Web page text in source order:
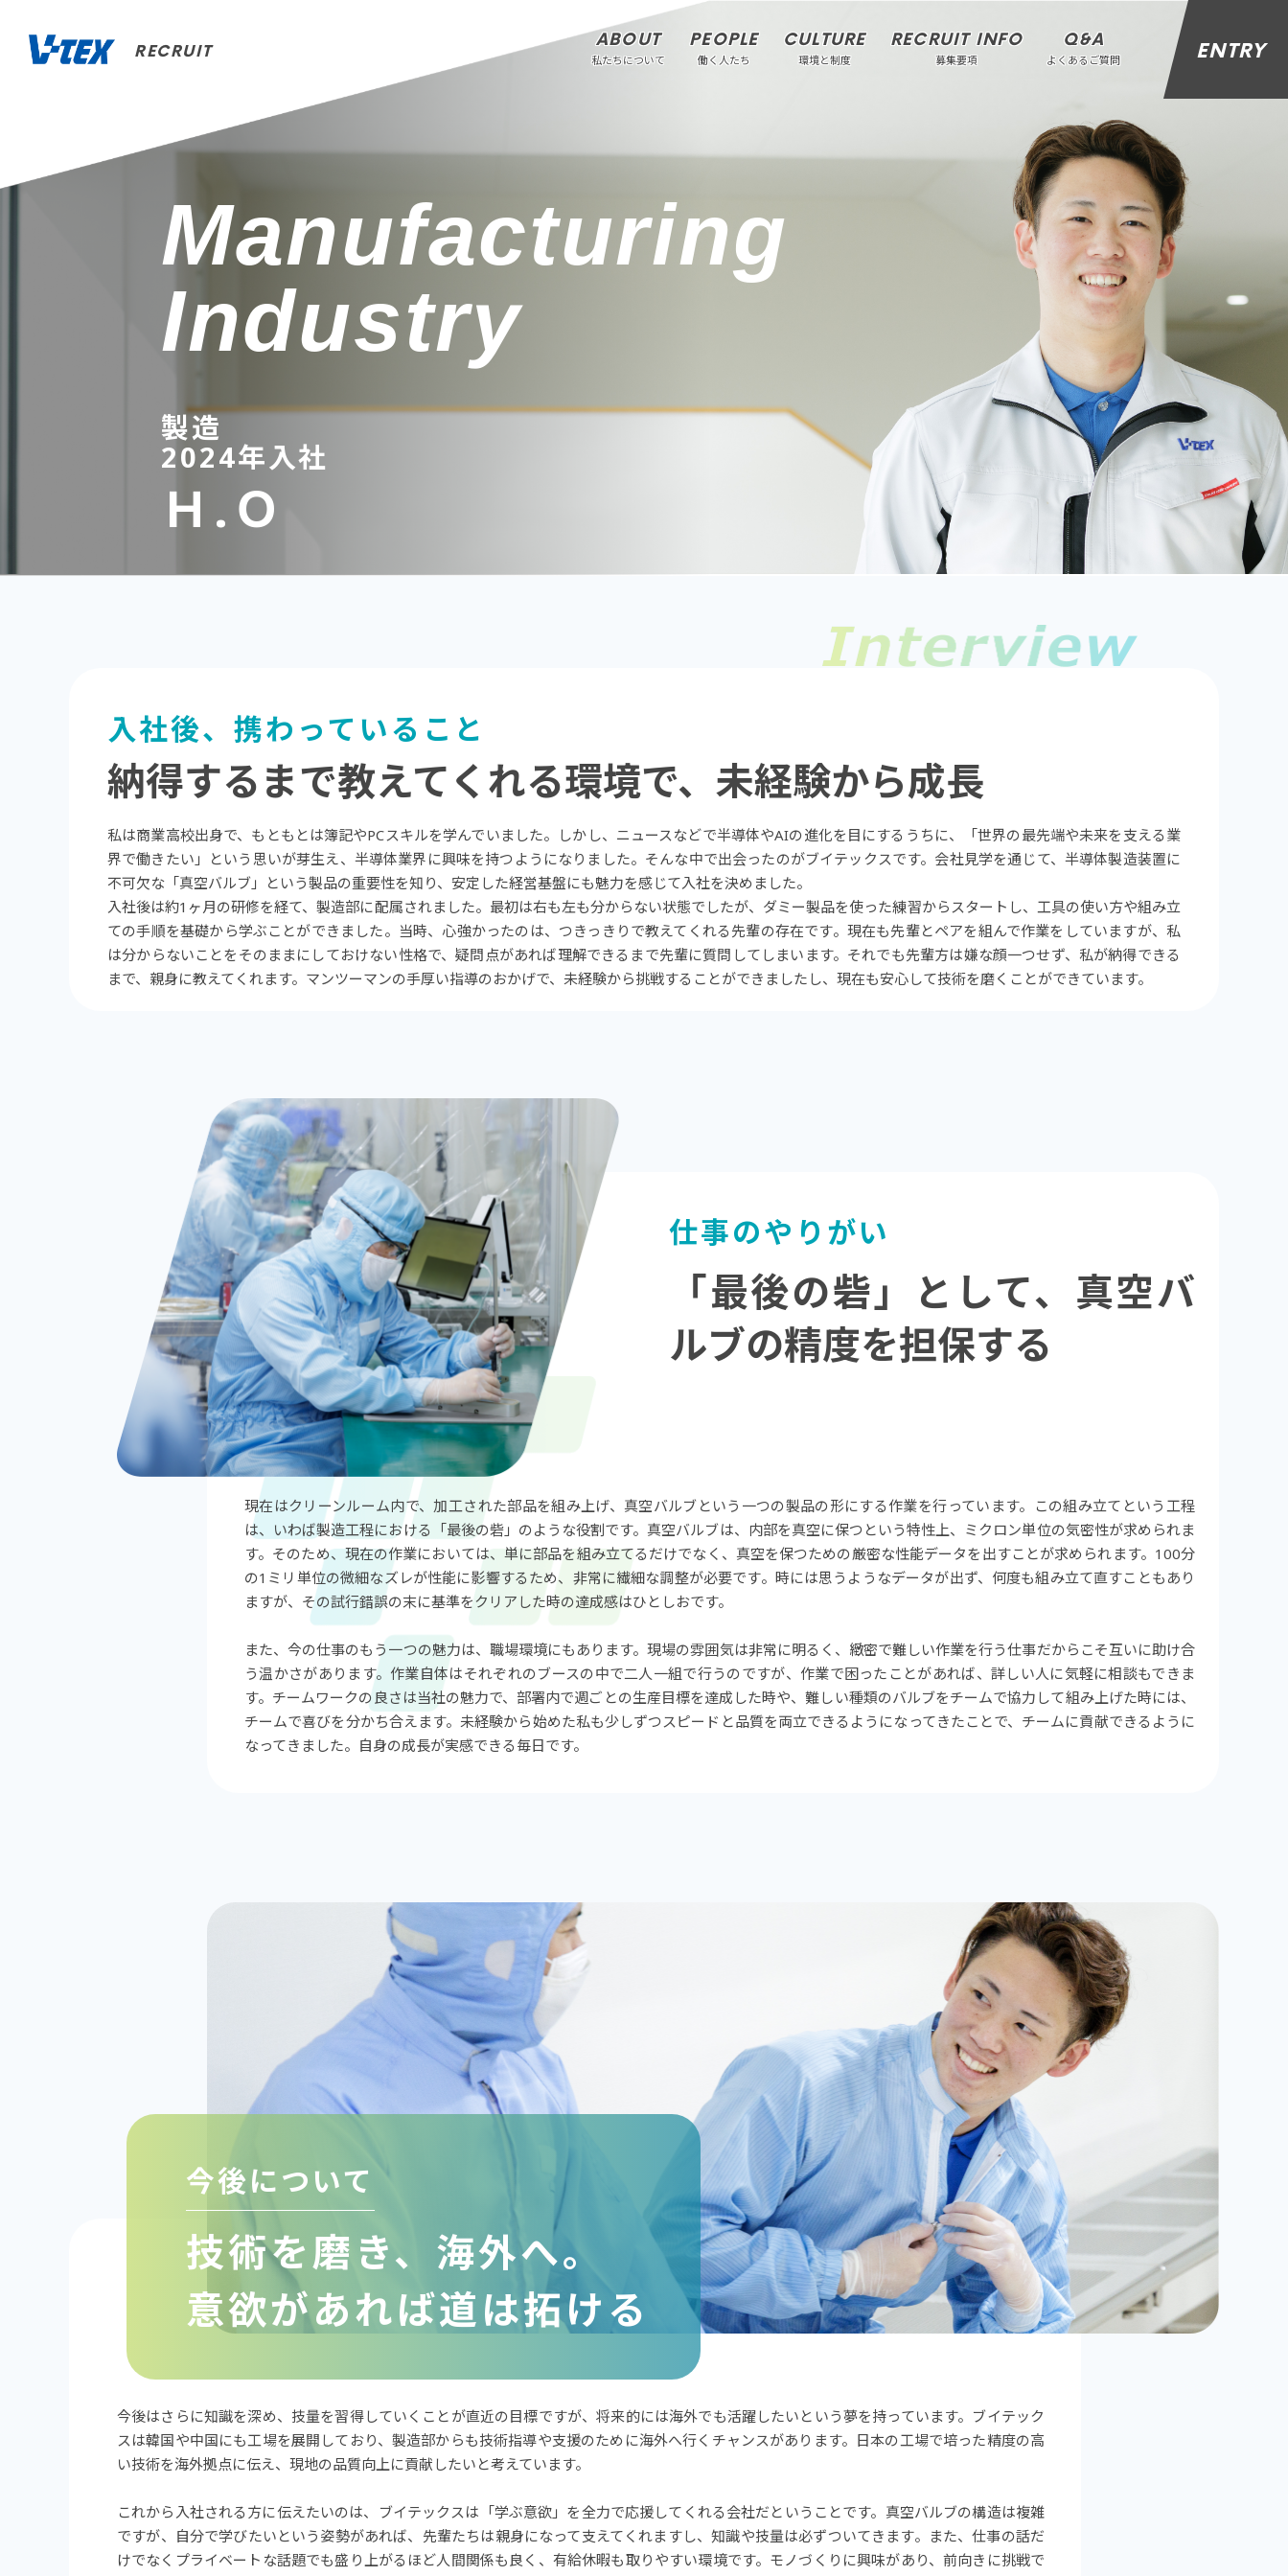
RECRUIT
ABOUT
私たちについて
PEOPLE
働く人たち
CULTURE
環境と制度
RECRUIT INFO
募集要項
Q&A
よくあるご質問 ENTRY
Manufacturing
Industry
製造
2024年入社
Ｈ.Ｏ
入社後、携わっていること
納得するまで教えてくれる環境で、未経験から成長
私は商業高校出身で、もともとは簿記やPCスキルを学んでいました。しかし、ニュースなどで半導体やAIの進化を目にするうちに、「世界の最先端や未来を支える業
界で働きたい」という思いが芽生え、半導体業界に興味を持つようになりました。そんな中で出会ったのがブイテックスです。会社見学を通じて、半導体製造装置に
不可欠な「真空バルブ」という製品の重要性を知り、安定した経営基盤にも魅力を感じて入社を決めました。
入社後は約1ヶ月の研修を経て、製造部に配属されました。最初は右も左も分からない状態でしたが、ダミー製品を使った練習からスタートし、工具の使い方や組み立
ての手順を基礎から学ぶことができました。当時、心強かったのは、つきっきりで教えてくれる先輩の存在です。現在も先輩とペアを組んで作業をしていますが、私
は分からないことをそのままにしておけない性格で、疑問点があれば理解できるまで先輩に質問してしまいます。それでも先輩方は嫌な顔一つせず、私が納得できる
まで、親身に教えてくれます。マンツーマンの手厚い指導のおかげで、未経験から挑戦することができましたし、現在も安心して技術を磨くことができています。
仕事のやりがい
「最後の砦」として、真空バ
ルブの精度を担保する
現在はクリーンルーム内で、加工された部品を組み上げ、真空バルブという一つの製品の形にする作業を行っています。この組み立てという工程
は、いわば製造工程における「最後の砦」のような役割です。真空バルブは、内部を真空に保つという特性上、ミクロン単位の気密性が求められま
す。そのため、現在の作業においては、単に部品を組み立てるだけでなく、真空を保つための厳密な性能データを出すことが求められます。100分
の1ミリ単位の微細なズレが性能に影響するため、非常に繊細な調整が必要です。時には思うようなデータが出ず、何度も組み立て直すこともあり
ますが、その試行錯誤の末に基準をクリアした時の達成感はひとしおです。
また、今の仕事のもう一つの魅力は、職場環境にもあります。現場の雰囲気は非常に明るく、緻密で難しい作業を行う仕事だからこそ互いに助け合
う温かさがあります。作業自体はそれぞれのブースの中で二人一組で行うのですが、作業で困ったことがあれば、詳しい人に気軽に相談もできま
す。チームワークの良さは当社の魅力で、部署内で週ごとの生産目標を達成した時や、難しい種類のバルブをチームで協力して組み上げた時には、
チームで喜びを分かち合えます。未経験から始めた私も少しずつスピードと品質を両立できるようになってきたことで、チームに貢献できるように
なってきました。自身の成長が実感できる毎日です。
今後について
技術を磨き、海外へ。
意欲があれば道は拓ける
今後はさらに知識を深め、技量を習得していくことが直近の目標ですが、将来的には海外でも活躍したいという夢を持っています。ブイテック
スは韓国や中国にも工場を展開しており、製造部からも技術指導や支援のために海外へ行くチャンスがあります。日本の工場で培った精度の高
い技術を海外拠点に伝え、現地の品質向上に貢献したいと考えています。
これから入社される方に伝えたいのは、ブイテックスは「学ぶ意欲」を全力で応援してくれる会社だということです。真空バルブの構造は複雑
ですが、自分で学びたいという姿勢があれば、先輩たちは親身になって支えてくれますし、知識や技量は必ずついてきます。また、仕事の話だ
けでなくプライベートな話題でも盛り上がるほど人間関係も良く、有給休暇も取りやすい環境です。モノづくりに興味があり、前向きに挑戦で